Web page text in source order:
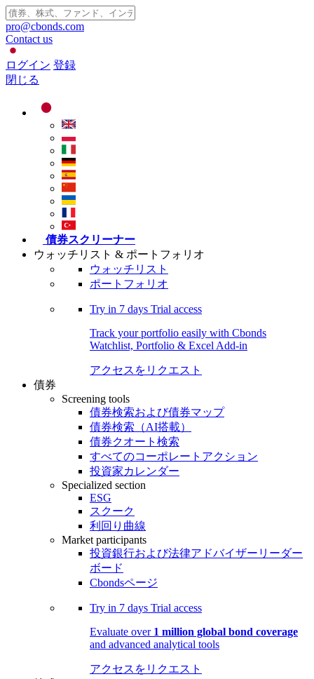
pro@cbonds.com
Contact us
ログイン 登録
閉じる
債券スクリーナー
ウォッチリスト & ポートフォリオ
ウォッチリスト
ポートフォリオ
Try in 7 days Trial access
Track your portfolio easily with Cbonds
Watchlist, Portfolio & Excel Add-in
アクセスをリクエスト
債券
Screening tools
債券検索および債券マップ
債券検索（AI搭載）
債券クオート検索
すべてのコーポレートアクション
投資家カレンダー
Specialized section
ESG
スクーク
利回り曲線
Market participants
投資銀行および法律アドバイザーリーダー
ボード
Cbondsページ
Try in 7 days Trial access
Evaluate over 1 million global bond coverage
and advanced analytical tools
アクセスをリクエスト